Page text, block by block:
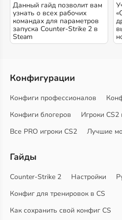
Данный гайд позволит вам
узнать о всех рабочих
командах для параметров
запуска Counter-Strike 2 в
Steam
Конфигурации
Конфиги профессионалов
Конфиги блогеров
Игроки CS2
Все PRO игроки CS2
Лучшие
Гайды
Counter-Strike 2 Настройки
Конфиг для тренировок в CS
Как сохранить свой конфиг CS